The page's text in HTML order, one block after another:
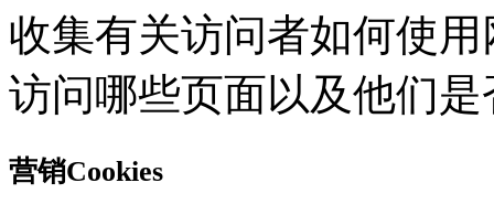
收集有关访问者如何使
访问哪些页面以及他们
营销Cookies